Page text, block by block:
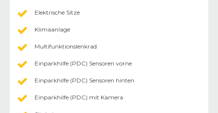
Elektrische Sitze
Klimaanlage
Multifunktionslenkrad
Einparkhilfe (PDC) Sensoren vorne
Einparkhilfe (PDC) Sensoren hinten
Einparkhilfe (PDC) mit Kamera